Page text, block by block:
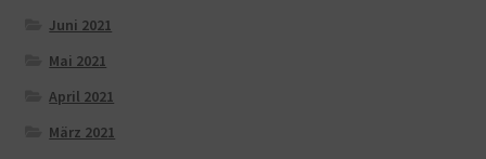
Juni 2021
Mai 2021
April 2021
März 2021